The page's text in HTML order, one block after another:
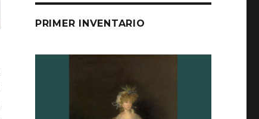
PRIMER INVENTARIO